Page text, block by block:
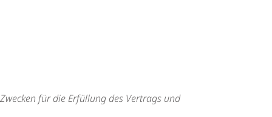
für die Erfüllung des Vertrags und